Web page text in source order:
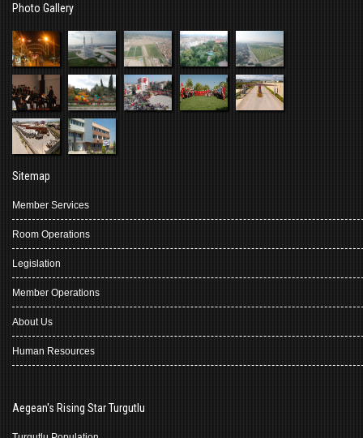
Photo Gallery
Sitemap
Member Services
Room Operations
Legislation
Member Operations
About Us
Human Resources
Aegean's Rising Star Turgutlu